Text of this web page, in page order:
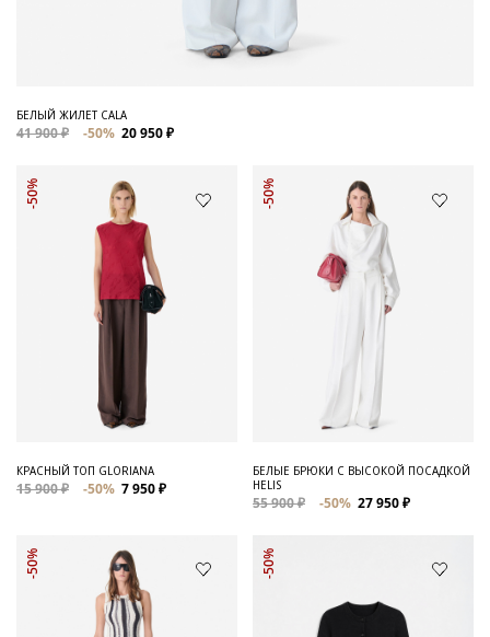
БЕЛЫЙ ЖИЛЕТ CALA
41 900 ₽ -50% 20 950 ₽
-50%
КРАСНЫЙ ТОП GLORIANA
15 900 ₽ -50% 7 950 ₽
-50%
БЕЛЫЕ БРЮКИ С ВЫСОКОЙ ПОСАДКОЙ
HELIS
55 900 ₽ -50% 27 950 ₽
-50% -50%